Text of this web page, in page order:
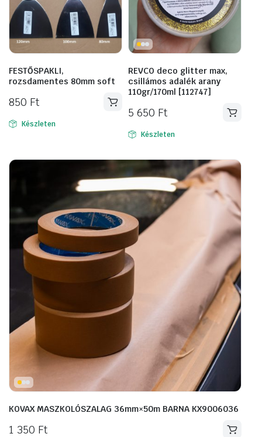
FESTŐSPAKLI,
rozsdamentes 80mm soft
850 Ft
Készleten
REVCO deco glitter max,
csillámos adalék arany
110gr/170ml [112747]
5 650 Ft
Készleten
KOVAX MASZKOLÓSZALAG 36mm×50m BARNA KX9006036
1 350 Ft